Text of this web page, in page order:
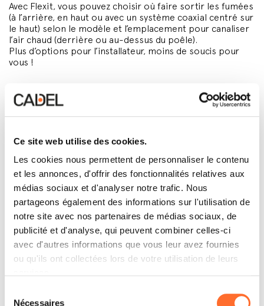
Ce site web utilise des cookies.
Les cookies nous permettent de personnaliser le contenu
et les annonces, d'offrir des fonctionnalités relatives aux
médias sociaux et d'analyser notre trafic. Nous
partageons également des informations sur l'utilisation de
notre site avec nos partenaires de médias sociaux, de
publicité et d'analyse, qui peuvent combiner celles-ci
avec d'autres informations que vous leur avez fournies
ou qu'ils ont collectées lors de votre utilisation de leurs
Nécessaires
Avec Flexit, vous pouvez choisir où faire sortir les fumées
(à l’arrière, en haut ou avec un système coaxial centré sur
le haut) selon le modèle et l’emplacement pour canaliser
l’air chaud (derrière ou au-dessus du poêle).
Plus d’options pour l’installateur, moins de soucis pour
vous !
Les avantages de la
technologie Flexit
• Adaptez le poêle à votre espace
Ne renoncez pas à installer un poêle à granulés
parce que le conduit de fumées est mal placé : avec
Flexit, vous trouverez toujours la bonne solution;
• Une installation plus facile
Moins de contraintes = plus de liberté. Votre
installateur peut travailler de manière plus flexible
et optimiser la pose du poêle;
• Le maximum d’efficacité
la pièce où se trouve le poêle et l’autre pour